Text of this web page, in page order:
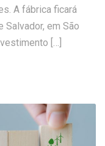
A fábrica ficará
Salvador, em São
[…]